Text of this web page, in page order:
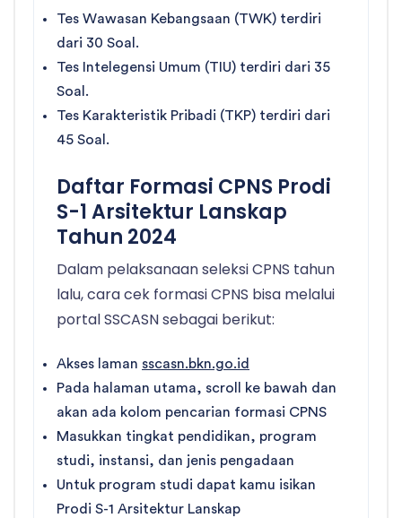
Tes Wawasan Kebangsaan (TWK) terdiri
dari 30 Soal.
Tes Intelegensi Umum (TIU) terdiri dari 35
Soal.
Tes Karakteristik Pribadi (TKP) terdiri dari
45 Soal.
Daftar Formasi CPNS Prodi
S-1 Arsitektur Lanskap
Tahun 2024
Dalam pelaksanaan seleksi CPNS tahun
lalu, cara cek formasi CPNS bisa melalui
portal SSCASN sebagai berikut:
Akses laman sscasn.bkn.go.id
Pada halaman utama, scroll ke bawah dan
akan ada kolom pencarian formasi CPNS
Masukkan tingkat pendidikan, program
studi, instansi, dan jenis pengadaan
Untuk program studi dapat kamu isikan
Prodi S-1 Arsitektur Lanskap